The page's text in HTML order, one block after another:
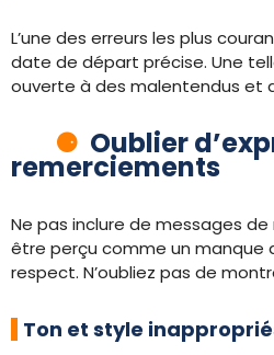
L’une des erreurs les plus
date de départ précise. Une
ouverte à des malentendus et
Oublier
remerciements
Ne pas inclure de messages
être perçu comme un manque
respect. N’oubliez pas de
Ton et style